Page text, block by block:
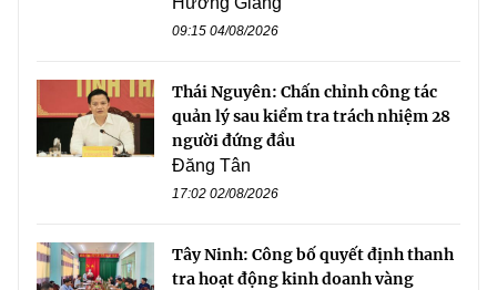
09:15 04/08/2026
Thái Nguyên: Chấn chỉnh công tác
quản lý sau kiểm tra trách nhiệm 28
người đứng đầu
Đăng Tân
17:02 02/08/2026
Tây Ninh: Công bố quyết định thanh
tra hoạt động kinh doanh vàng